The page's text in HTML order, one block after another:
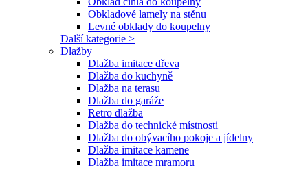
Obkladové lamely na stěnu
Levné obklady do koupelny
Další kategorie >
Dlažby
Dlažba imitace dřeva
Dlažba do kuchyně
Dlažba na terasu
Dlažba do garáže
Retro dlažba
Dlažba do technické místnosti
Dlažba do obývacího pokoje a jídelny
Dlažba imitace kamene
Dlažba imitace mramoru